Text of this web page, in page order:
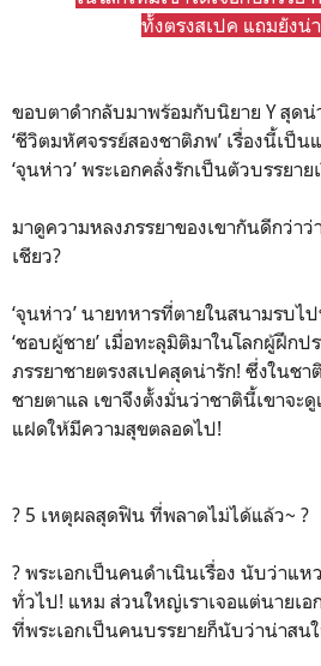
ทั้งตรงสเปค แถมยังน่
ขอบตาดำกลับมาพร้อมกับนิยาย Y สุด
‘ชีวิตมหัศจรรย์สองชาติภพ’ เรื่องนี้เป็
‘จุนห่าว’ พระเอกคลั่งรักเป็นตัวบรรยาย
มาดูความหลงภรรยาของเขากันดีกว่า
เชียว?
‘จุนห่าว’ นายทหารที่ตายในสนามรบไ
‘ชอบผู้ชาย’ เมื่อทะลุมิติมาในโลกผู้ฝึกป
ภรรยาชายตรงสเปคสุดน่ารัก! ซึ่งในช
ชายตาแล เขาจึงตั้งมั่นว่าชาตินี้เขาจะ
แฝดให้มีความสุขตลอดไป!
? 5 เหตุผลสุดฟิน ที่พลาดไม่ได้แล้ว~ ?
? พระเอกเป็นคนดำเนินเรื่อง นับว่าแ
ทั่วไป! แหม ส่วนใหญ่เราเจอแต่นายเอ
ที่พระเอกเป็นคนบรรยายก็นับว่าน่าสน